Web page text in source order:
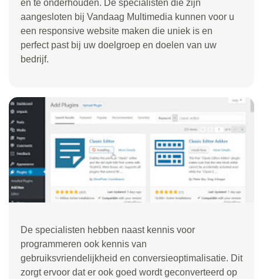
en te onderhouden. De specialisten die zijn
aangesloten bij Vandaag Multimedia kunnen voor u
een responsive website maken die uniek is en
perfect past bij uw doelgroep en doelen van uw
bedrijf.
De specialisten hebben naast kennis voor
programmeren ook kennis van
gebruiksvriendelijkheid en conversieoptimalisatie. Dit
zorgt ervoor dat er ook goed wordt geconverteerd op